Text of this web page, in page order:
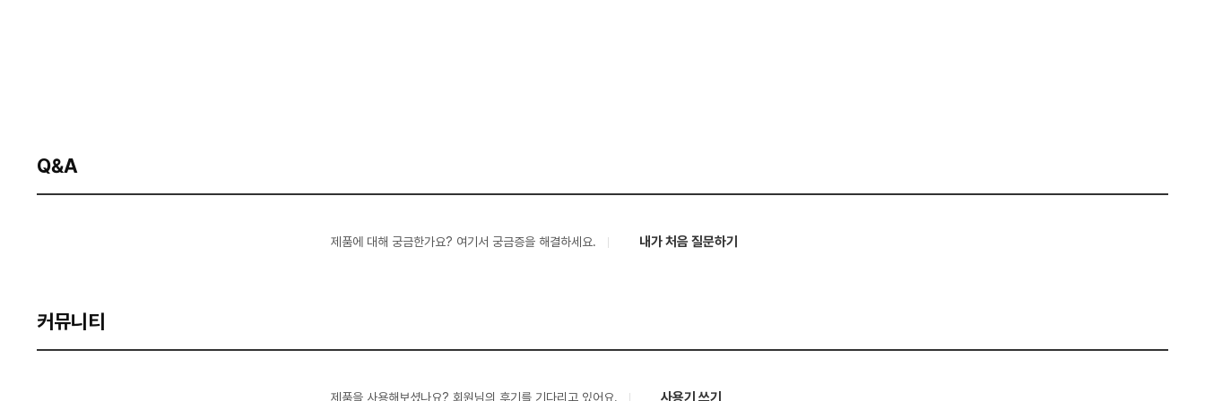
Q&A
제품에 대해 궁금한가요? 여기서 궁금증을 해결하세요. 내가 처음 질문하기
커뮤니티
제품을 사용해보셨나요? 회원님의 후기를 기다리고 있어요. 사용기 쓰기